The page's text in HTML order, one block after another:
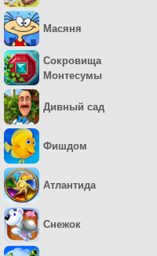
Масяня
Сокровища
Монтесумы
Дивный сад
Фишдом
Атлантида
Снежок